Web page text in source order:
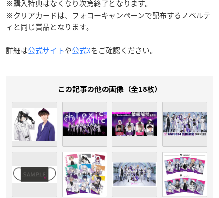
※購入特典はなくなり次第終了となります。
※クリアカードは、フォローキャンペーンで配布するノベルテ
ィと同じ賞品となります。
詳細は公式サイトや公式Xをご確認ください。
この記事の他の画像（全18枚）